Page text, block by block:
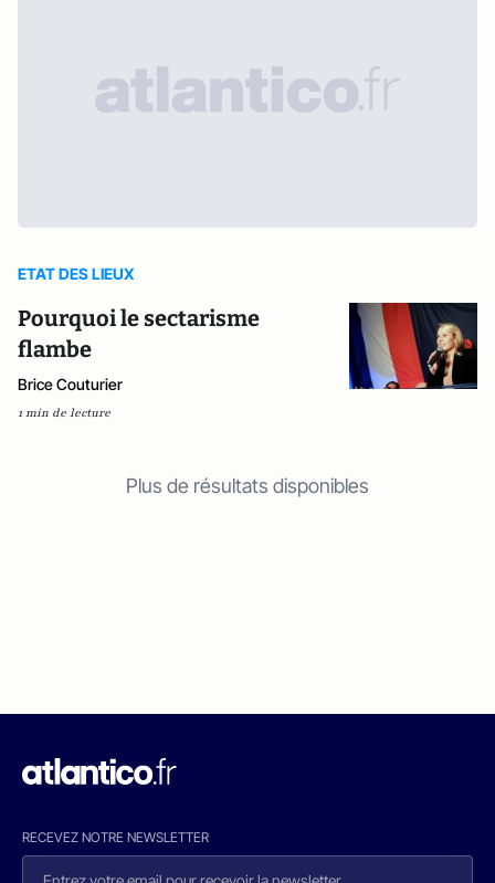
ETAT DES LIEUX
Pourquoi le sectarisme
flambe
Brice Couturier
1 min de lecture
Plus de résultats disponibles
RECEVEZ NOTRE NEWSLETTER